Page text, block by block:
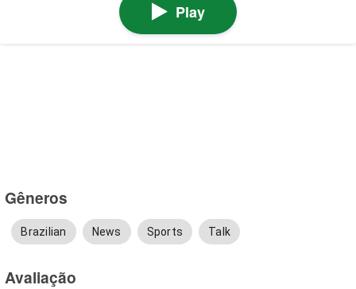
Play
Gêneros
Brazilian News Sports Talk
Avaliação